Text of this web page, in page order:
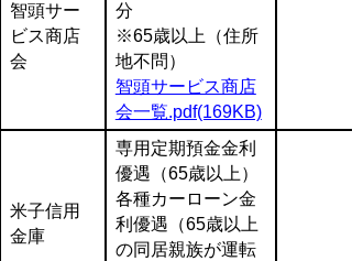
智頭サー
ビス商店
会
分
※65歳以上（住所
地不問）
智頭サービス商店
会一覧.pdf(169KB)
米子信用
金庫
専用定期預金金利
優遇（65歳以上）
各種カーローン金
利優遇（65歳以上
の同居親族が運転